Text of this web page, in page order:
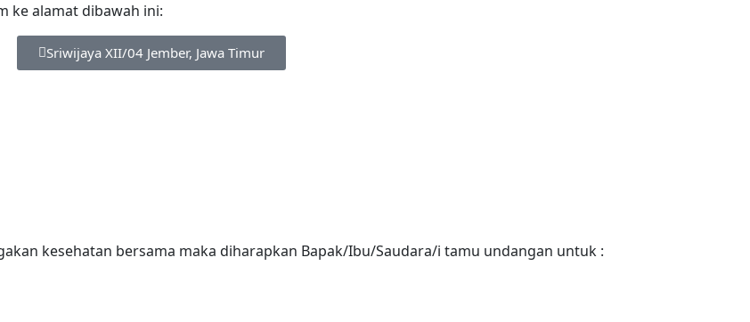
ke alamat dibawah ini:
Sriwijaya XII/04 Jember, Jawa Timur
kesehatan bersama maka diharapkan Bapak/Ibu/Saudara/i tamu undangan untuk :